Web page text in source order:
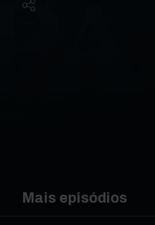
Mais episódios